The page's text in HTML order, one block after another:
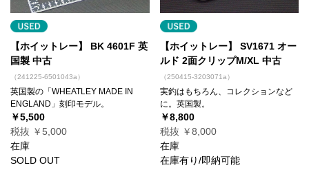
【ホイットレー】 BK 4601F 英
国製 中古
（241225-6501043a）
英国製の「WHEATLEY MADE IN
ENGLAND」刻印モデル。
￥5,500
税抜 ￥5,000
在庫
SOLD OUT
【ホイットレー】 SV1671 オー
ルド 2面クリップM/XL 中古
（250415-3203071a）
実釣はもちろん、コレクションなど
に。英国製。
￥8,800
税抜 ￥8,000
在庫
在庫有り/即納可能